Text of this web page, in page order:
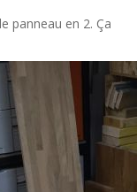
panneau en 2. Ça